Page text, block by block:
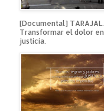
[Documental] TARAJAL.
Transformar el dolor en
justicia.